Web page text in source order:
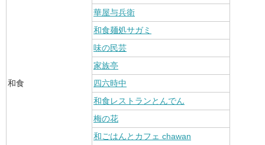
和食
華屋与兵衛
和食麺処サガミ
味の民芸
家族亭
四六時中
和食レストランとんでん
梅の花
和ごはんとカフェ chawan